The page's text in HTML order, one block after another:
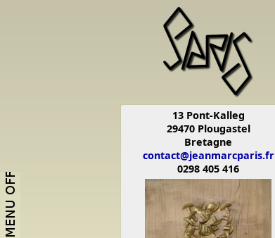
13 Pont-Kalleg
29470 Plougastel
Bretagne
contact@jeanmarcparis.fr
0298 405 416